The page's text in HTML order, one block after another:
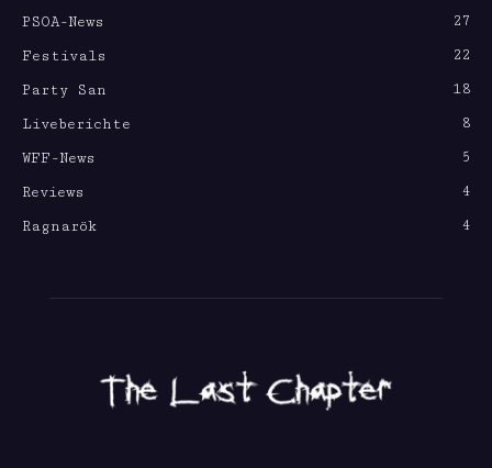
PSOA-News
27
Festivals
22
Party San
18
Liveberichte
8
WFF-News
5
Reviews
4
Ragnarök
4